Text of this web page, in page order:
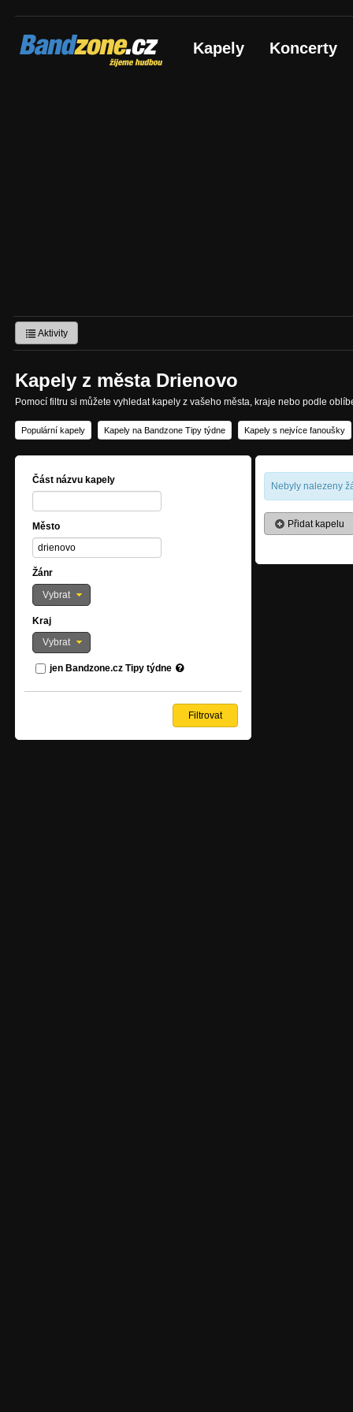
Bandzone.cz
žijeme hudbou Kapely Koncerty
Aktivity
Kapely z města Drienovo
Pomocí filtru si můžete vyhledat kapely z vašeho města, kraje nebo podle
Populární kapely Kapely na Bandzone Tipy týdne Kapely s nejvíce fanoušky
Část názvu kapely
Město
Žánr
Vybrat
Kraj
Vybrat
jen Bandzone.cz Tipy týdne
Nebyly nalezeny
Přidat kapelu